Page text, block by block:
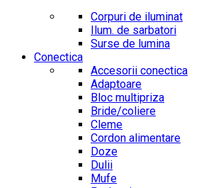
Corpuri de iluminat
Ilum. de sarbatori
Surse de lumina
Conectica
Accesorii conectica
Adaptoare
Bloc multipriza
Bride/coliere
Cleme
Cordon alimentare
Doze
Dulii
Mufe